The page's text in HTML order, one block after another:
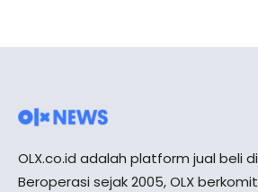
OLX.co.id adalah platform jual beli
Beroperasi sejak 2005, OLX